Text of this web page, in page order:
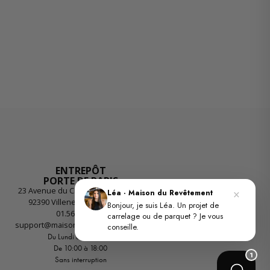
ENTREPÔT
PORTE DE PARIS
23 Avenue du Chemin des Reniers
92390 Villeneuve-la-Garenne
01.56.55.55.26
support@maisondurevetement.com
Du Lundi au Vendredi
De 10:00 à 18:00
Sans interruption
×
Léa · Maison du Revêtement
Bonjour, je suis Léa. Un projet de
carrelage ou de parquet ? Je vous
conseille.
1